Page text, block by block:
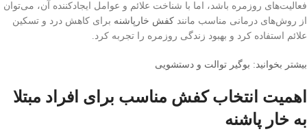
فعالیت‌های روزمره باشد، اما با شناخت علائم و عوامل ایجادکننده آن، می‌توان
از روش‌های درمانی مناسب مانند کفش خارپاشنه برای کاهش درد و تسکین
علائم استفاده کرد و بهبود زندگی روزمره را تجربه کرد.
بیشتر بخوانید: بوگیر توالت و دستشویی
اهمیت انتخاب کفش مناسب برای افراد مبتلا
به خار پاشنه